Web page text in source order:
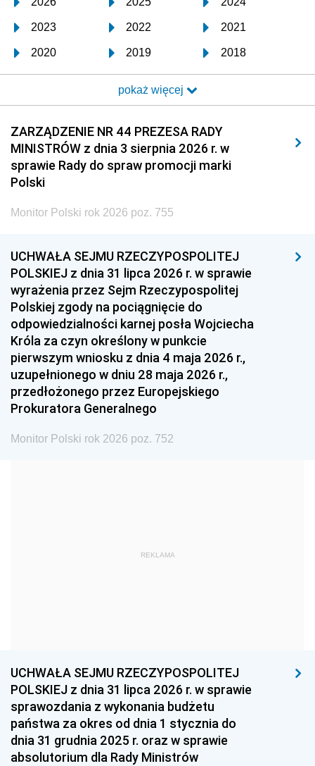
2023 2022 2021
2020 2019 2018
2017 2016 2015
2014 2013 2012
2011 2010 2009
2008 2007 2006
2005
1996 1995 1994
1993 1992 1991
1990 1989
1987 1986 1985
1984 1983 1982
1981 1980 1979
1978 1977
1975 1974
1959
1939 1938 1937
1936 1930
pokaż więcej
ZARZĄDZENIE NR 44 PREZESA RADY
MINISTRÓW z dnia 3 sierpnia 2026 r. w
sprawie Rady do spraw promocji marki
Polski
Monitor Polski rok 2026 poz. 755
UCHWAŁA SEJMU RZECZYPOSPOLITEJ
POLSKIEJ z dnia 31 lipca 2026 r. w sprawie
wyrażenia przez Sejm Rzeczypospolitej
Polskiej zgody na pociągnięcie do
odpowiedzialności karnej posła Wojciecha
Króla za czyn określony w punkcie
pierwszym wniosku z dnia 4 maja 2026 r.,
uzupełnionego w dniu 28 maja 2026 r.,
przedłożonego przez Europejskiego
Prokuratora Generalnego
Monitor Polski rok 2026 poz. 752
REKLAMA
UCHWAŁA SEJMU RZECZYPOSPOLITEJ
POLSKIEJ z dnia 31 lipca 2026 r. w sprawie
sprawozdania z wykonania budżetu
państwa za okres od dnia 1 stycznia do
dnia 31 grudnia 2025 r. oraz w sprawie
absolutorium dla Rady Ministrów